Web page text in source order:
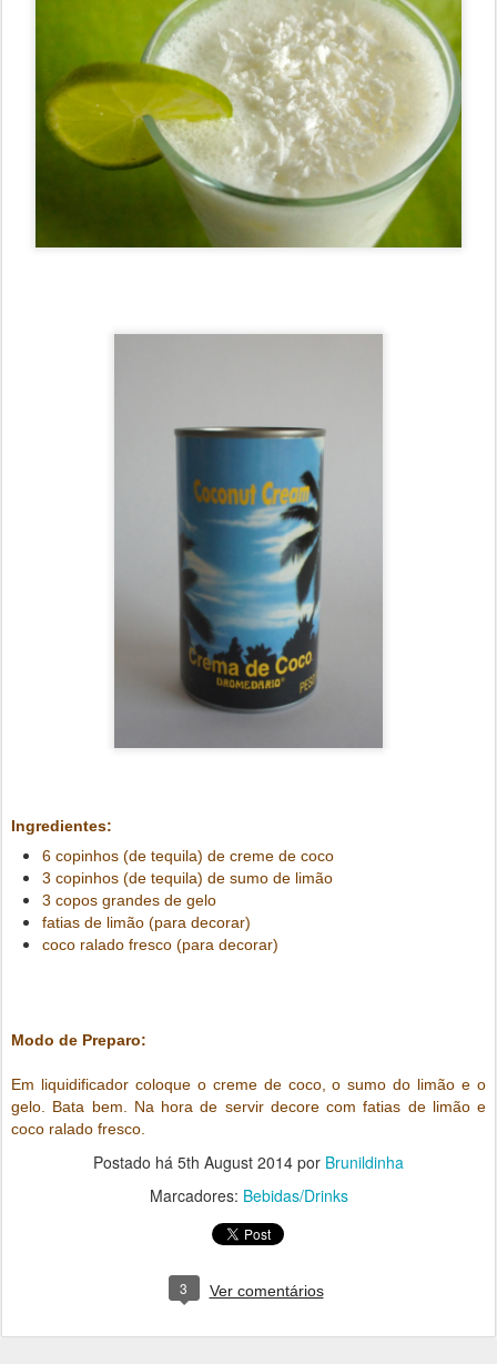
Ingredientes:
6 copinhos (de tequila) de creme de coco
3 copinhos (de tequila) de sumo de limão
3 copos grandes de gelo
fatias de limão (para decorar)
coco ralado fresco (para decorar)
Modo de Preparo:
Em liquidificador coloque o creme de coco, o sumo do limão e o
gelo. Bata bem. Na hora de servir decore com fatias de limão e
coco ralado fresco.
Postado há 5th August 2014 por Brunildinha
Marcadores: Bebidas/Drinks
3 Ver comentários